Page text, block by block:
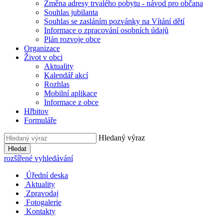
Změna adresy trvalého pobytu - návod pro občana
Souhlas jubilanta
Souhlas se zasláním pozvánky na Vítání dětí
Informace o zpracování osobních údajů
Plán rozvoje obce
Organizace
Život v obci
Aktuality
Kalendář akcí
Rozhlas
Mobilní aplikace
Informace z obce
Hřbitov
Formuláře
Hledaný výraz
Hledat
rozšířené vyhledávání
Úřední deska
Aktuality
Zpravodaj
Fotogalerie
Kontakty